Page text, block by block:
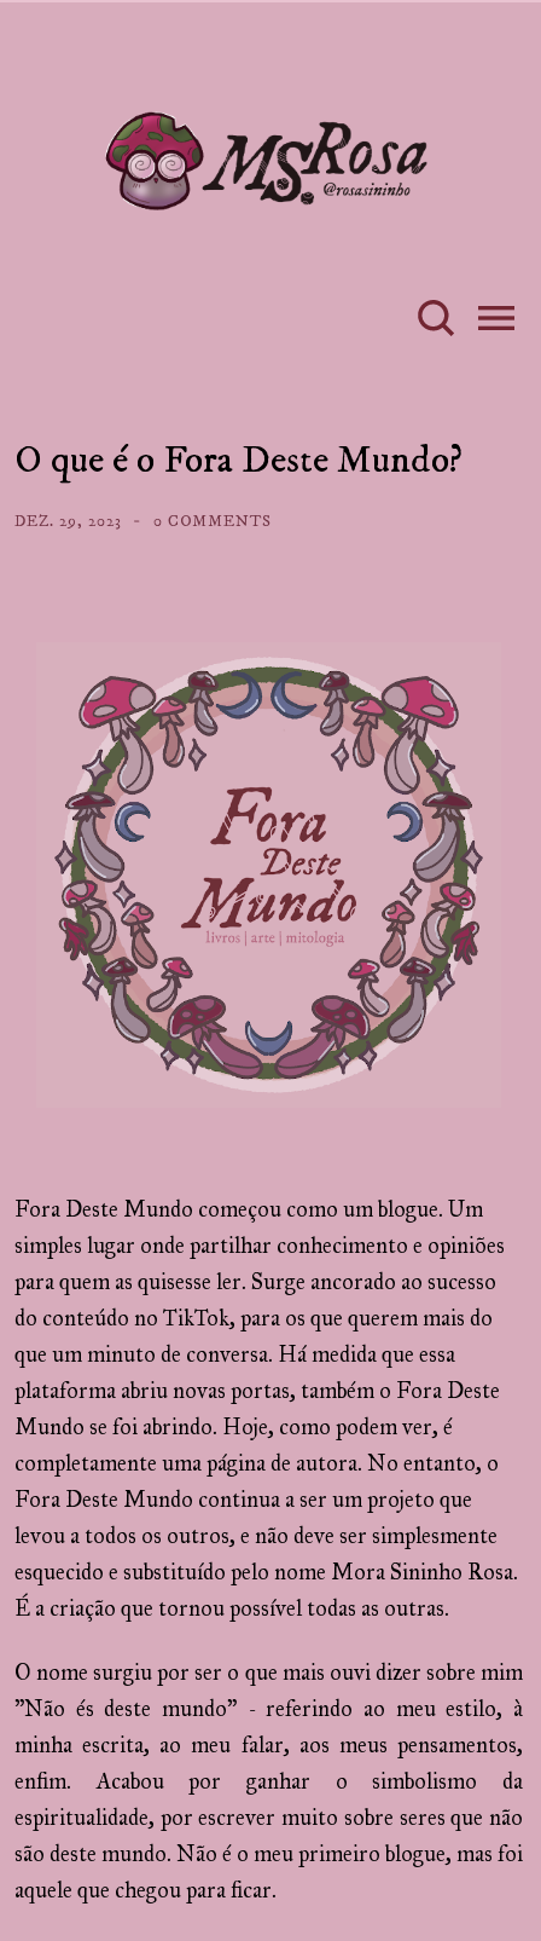
O que é o Fora Deste Mundo?
DEZ. 29, 2023 0 COMMENTS
Fora Deste Mundo começou como um blogue. Um
simples lugar onde partilhar conhecimento e opiniões
para quem as quisesse ler. Surge ancorado ao sucesso
do conteúdo no TikTok, para os que querem mais do
que um minuto de conversa. Há medida que essa
plataforma abriu novas portas, também o Fora Deste
Mundo se foi abrindo. Hoje, como podem ver, é
completamente uma página de autora. No entanto, o
Fora Deste Mundo continua a ser um projeto que
levou a todos os outros, e não deve ser simplesmente
esquecido e substituído pelo nome Mora Sininho Rosa.
É a criação que tornou possível todas as outras.
O nome surgiu por ser o que mais ouvi dizer sobre mim
"Não és deste mundo" - referindo ao meu estilo, à
minha escrita, ao meu falar, aos meus pensamentos,
enfim. Acabou por ganhar o simbolismo da
espiritualidade, por escrever muito sobre seres que não
são deste mundo. Não é o meu primeiro blogue, mas foi
aquele que chegou para ficar.